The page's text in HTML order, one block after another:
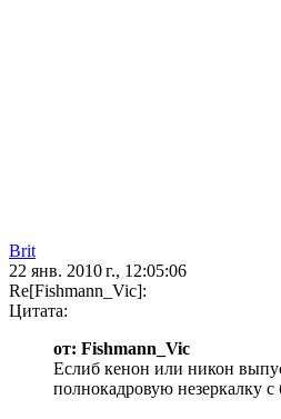
Brit
22 янв. 2010 г., 12:05:06
Re[Fishmann_Vic]:
Цитата:
от: Fishmann_Vic
Еслиб кенон или никон
полнокадровую незеркалку с